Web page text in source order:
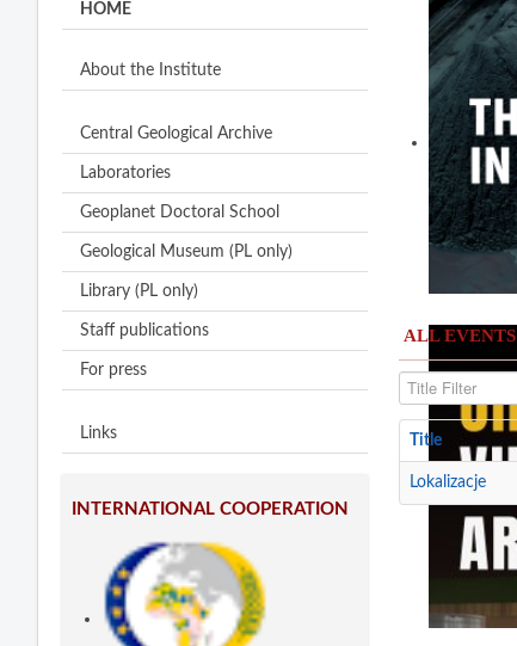
HOME
About the Institute
Central Geological Archive
Laboratories
Geoplanet Doctoral School
Geological Museum (PL only)
Library (PL only)
Staff publications
For press
Links
INTERNATIONAL COOPERATION
ALL EVENTS
Title Filter
Title
Lokalizacje